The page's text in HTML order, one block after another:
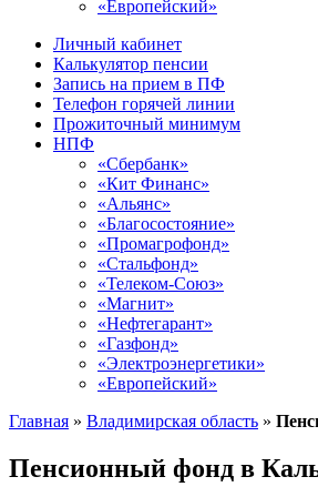
«Европейский»
Личный кабинет
Калькулятор пенсии
Запись на прием в ПФ
Телефон горячей линии
Прожиточный минимум
НПФ
«Сбербанк»
«Кит Финанс»
«Альянс»
«Благосостояние»
«Промагрофонд»
«Стальфонд»
«Телеком-Союз»
«Магнит»
«Нефтегарант»
«Газфонд»
«Электроэнергетики»
«Европейский»
Главная » Владимирская область »
Пенсионный фонд в